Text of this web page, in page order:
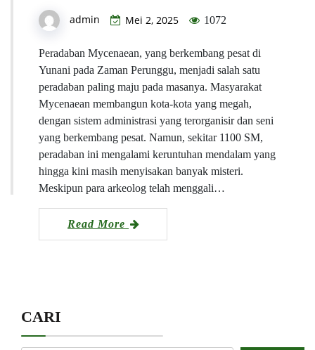
admin Mei 2, 2025 1072
Peradaban Mycenaean, yang berkembang pesat di
Yunani pada Zaman Perunggu, menjadi salah satu
peradaban paling maju pada masanya. Masyarakat
Mycenaean membangun kota-kota yang megah,
dengan sistem administrasi yang terorganisir dan seni
yang berkembang pesat. Namun, sekitar 1100 SM,
peradaban ini mengalami keruntuhan mendalam yang
hingga kini masih menyisakan banyak misteri.
Meskipun para arkeolog telah menggali…
Read More
CARI